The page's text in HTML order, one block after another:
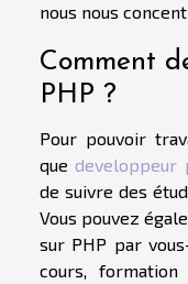
nous nous
Comment
PHP ?
Pour pouvoir
quedeveloppeur
de suivre des
Vous pouvez
sur PHP par
cours,